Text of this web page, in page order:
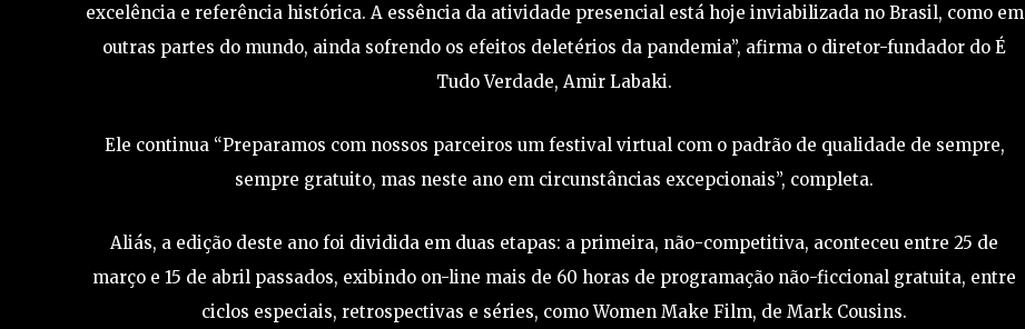
excelência e referência histórica. A essência da atividade presencial está hoje inviabilizada no Brasil, como em
outras partes do mundo, ainda sofrendo os efeitos deletérios da pandemia”, afirma o diretor-fundador do É
Tudo Verdade, Amir Labaki.
Ele continua “Preparamos com nossos parceiros um festival virtual com o padrão de qualidade de sempre,
sempre gratuito, mas neste ano em circunstâncias excepcionais”, completa.
Aliás, a edição deste ano foi dividida em duas etapas: a primeira, não-competitiva, aconteceu entre 25 de
março e 15 de abril passados, exibindo on-line mais de 60 horas de programação não-ficcional gratuita, entre
ciclos especiais, retrospectivas e séries, como Women Make Film, de Mark Cousins.